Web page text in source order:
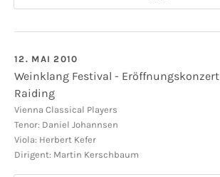
12. MAI 2010
Weinklang Festival - Eröffnungskonzert
Raiding
Raiding - Liszt-Zentrum
Raiding
Vienna Classical Players
Tenor: Daniel Johannsen
Viola: Herbert Kefer
Dirigent: Martin Kerschbaum